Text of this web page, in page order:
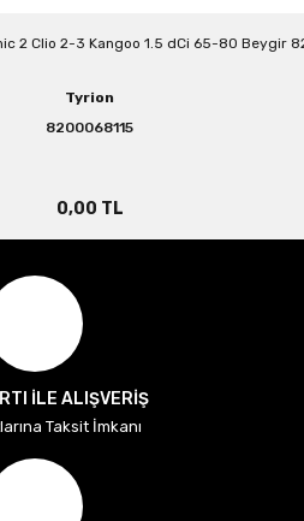
2 Clio 2-3 Kangoo 1.5 dCi 65-80 Beygir
Tyrion
8200068115
0,00 TL
İLE ALIŞVERİŞ
Taksit İmkanı